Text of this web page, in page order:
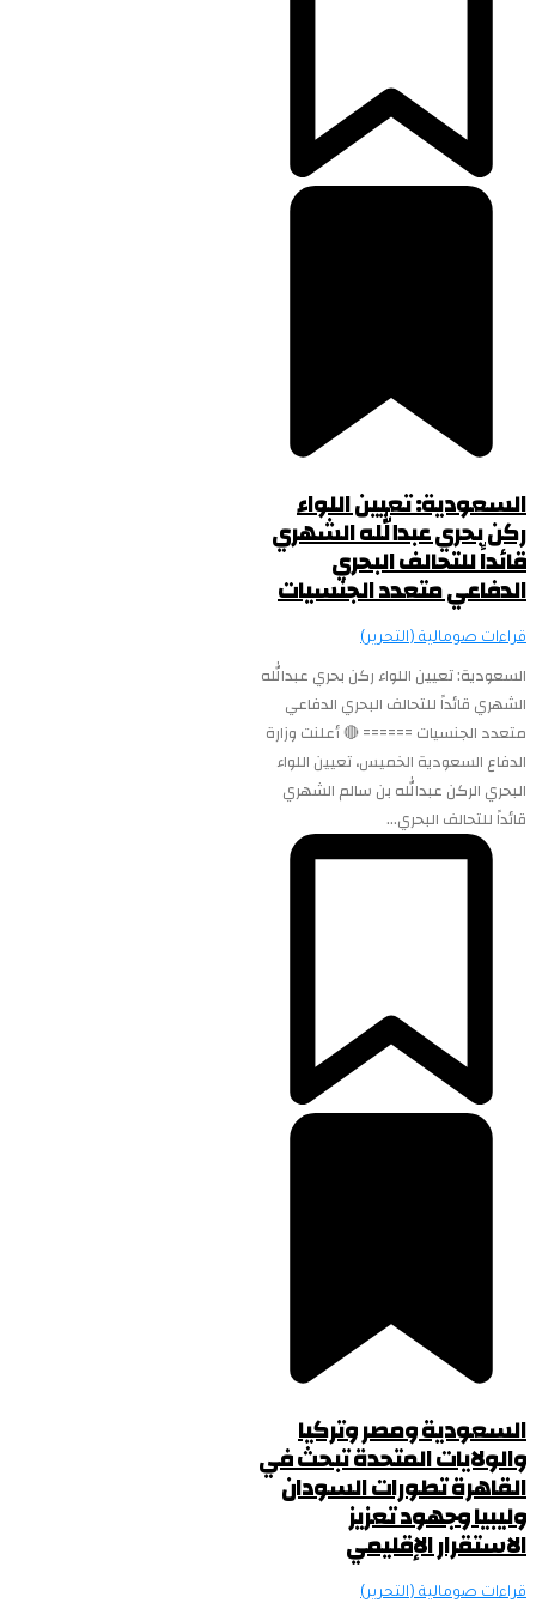
السعودية: تعيين اللواء
ركن بحري عبدالله الشهري
قائداً للتحالف البحري
الدفاعي متعدد الجنسيات
قراءات صومالية (التحرير)
السعودية: تعيين اللواء ركن بحري عبدالله
الشهري قائداً للتحالف البحري الدفاعي
متعدد الجنسيات ====== 🔴 أعلنت وزارة
الدفاع السعودية الخميس، تعيين اللواء
البحري الركن عبدالله بن سالم الشهري
قائداً للتحالف البحري...
السعودية ومصر وتركيا
والولايات المتحدة تبحث في
القاهرة تطورات السودان
وليبيا وجهود تعزيز
الاستقرار الإقليمي
قراءات صومالية (التحرير)